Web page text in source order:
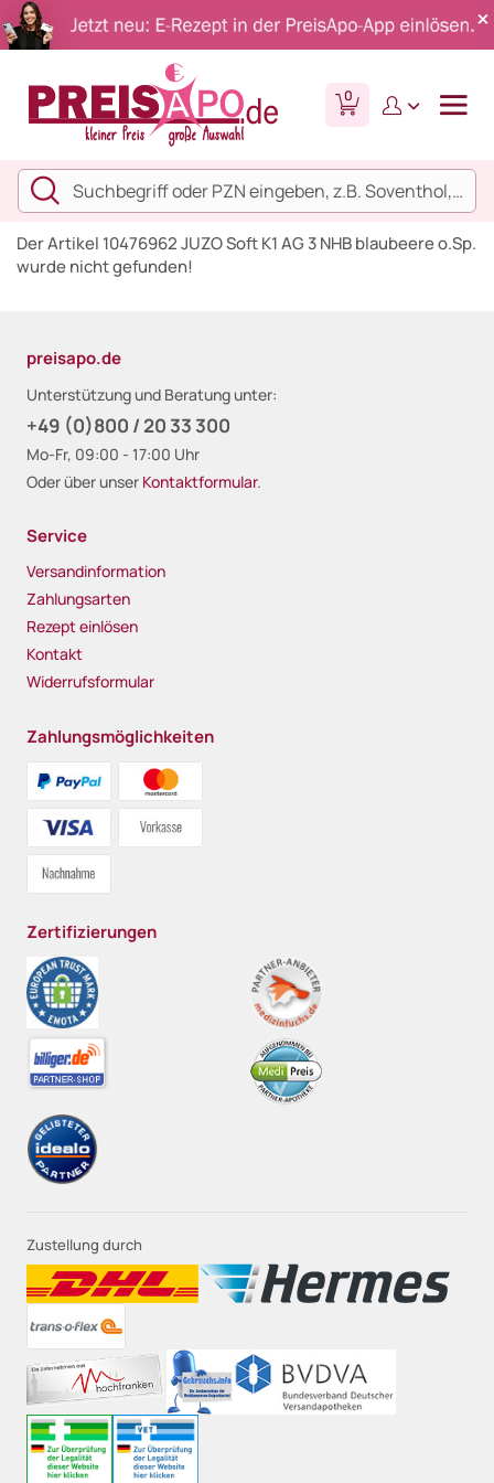
0
Der Artikel 10476962 JUZO Soft K1 AG 3 NHB blaubeere o.Sp.
wurde nicht gefunden!
preisapo.de
Unterstützung und Beratung unter:
+49 (0)800 / 20 33 300
Mo-Fr, 09:00 - 17:00 Uhr
Oder über unser Kontaktformular.
Service
Versandinformation
Zahlungsarten
Rezept einlösen
Kontakt
Widerrufsformular
Zahlungsmöglichkeiten
Zertifizierungen
Zustellung durch